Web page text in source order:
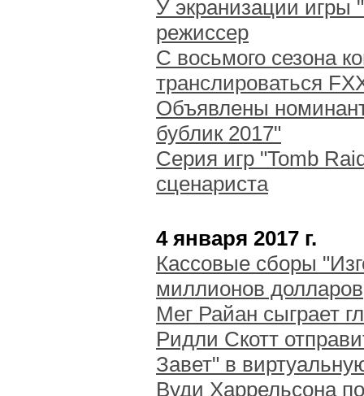
У экранизации игры
режиссер
С восьмого сезона
транслироваться
Объявлены
бублик 2017"
Серия игр "Tomb
сценариста
4 января 2017 г.
Кассовые сборы
миллионов долларов
Мег Райан сыграет
Ридли Скотт
Завет" в
Вуди Харрельсона